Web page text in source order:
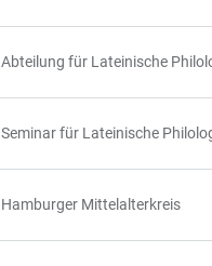
Abteilung für Lateinische
Seminar für Lateinische
Hamburger Mittelalterkreis